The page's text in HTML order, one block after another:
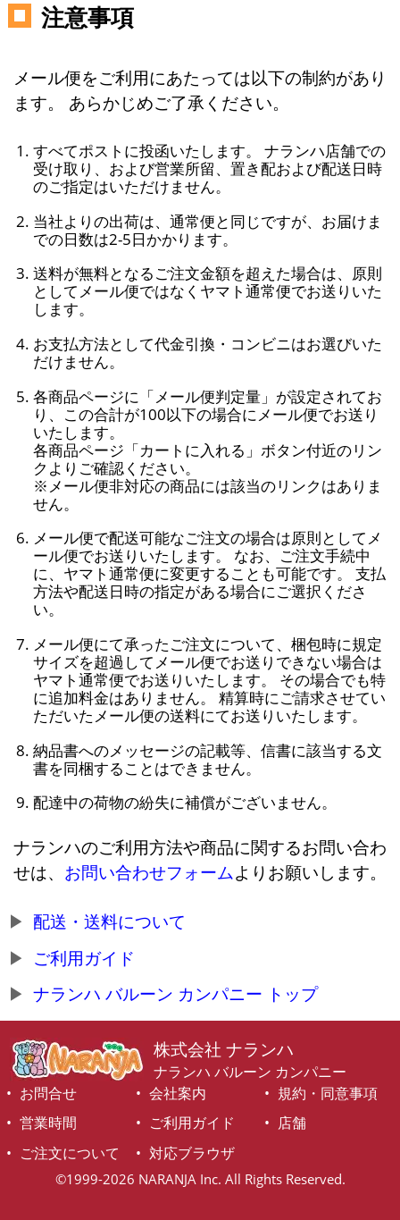
注意事項
メール便をご利用にあたっては以下の制約があり
ます。 あらかじめご了承ください。
すべてポストに投函いたします。 ナランハ店舗での
受け取り、および営業所留、置き配および配送日時
のご指定はいただけません。
当社よりの出荷は、通常便と同じですが、お届けま
での日数は2-5日かかります。
送料が無料となるご注文金額を超えた場合は、原則
としてメール便ではなくヤマト通常便でお送りいた
します。
お支払方法として代金引換・コンビニはお選びいた
だけません。
各商品ページに「メール便判定量」が設定されてお
り、この合計が100以下の場合にメール便でお送り
いたします。
各商品ページ「カートに入れる」ボタン付近のリン
クよりご確認ください。
※メール便非対応の商品には該当のリンクはありま
せん。
メール便で配送可能なご注文の場合は原則としてメ
ール便でお送りいたします。 なお、ご注文手続中
に、ヤマト通常便に変更することも可能です。 支払
方法や配送日時の指定がある場合にご選択くださ
い。
メール便にて承ったご注文について、梱包時に規定
サイズを超過してメール便でお送りできない場合は
ヤマト通常便でお送りいたします。 その場合でも特
に追加料金はありません。 精算時にご請求させてい
ただいたメール便の送料にてお送りいたします。
納品書へのメッセージの記載等、信書に該当する文
書を同梱することはできません。
配達中の荷物の紛失に補償がございません。
ナランハのご利用方法や商品に関するお問い合わ
せは、 お問い合わせフォームよりお願いします。
配送・送料について
ご利用ガイド
ナランハ バルーン カンパニー トップ
株式会社 ナランハ
ナランハ バルーン カンパニー
お問合せ
会社案内
規約・同意事項
営業時間
ご利用ガイド
店舗
ご注文について
対応ブラウザ
©1999-2026 NARANJA Inc. All Rights Reserved.